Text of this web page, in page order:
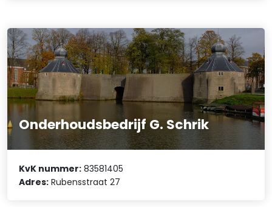
Onderhoudsbedrijf G. Schrik
KvK nummer: 83581405
Adres: Rubensstraat 27